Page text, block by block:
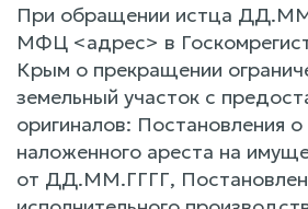
При обращении истца
МФЦ <адрес> в
Крым о прекращении
земельный участок с
оригиналов: Постановления о
наложенного ареста на
от ДД.ММ.ГГГГ,